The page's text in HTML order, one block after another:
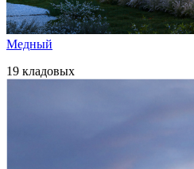
Медный
19 кладовых